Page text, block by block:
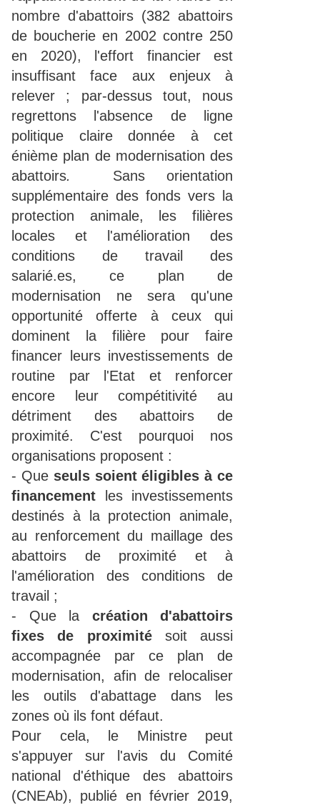
nombre d'abattoirs (382 abattoirs
de boucherie en 2002 contre 250
en 2020), l'effort financier est
insuffisant face aux enjeux à
relever ; par-dessus tout, nous
regrettons l'absence de ligne
politique claire donnée à cet
énième plan de modernisation des
abattoirs.
Sans orientation
supplémentaire des fonds vers la
protection animale, les filières
locales et l'amélioration des
conditions de travail des
salarié.es, ce plan de
modernisation ne sera qu'une
opportunité offerte à ceux qui
dominent la filière pour faire
financer leurs investissements de
routine par l'Etat et renforcer
encore leur compétitivité au
détriment des abattoirs de
proximité. C'est pourquoi nos
organisations proposent :
- Que seulssoient éligibles à ce
financement les investissements
destinés à la protection animale,
au renforcement du maillage des
abattoirs de proximité et à
l'amélioration des conditions de
travail ;
- Que la création d'abattoirs
fixes de proximitésoit aussi
accompagnée par ce plan de
modernisation, afin de relocaliser
les outils d'abattage dans les
zones où ils font défaut.
Pour cela, le Ministre peut
s'appuyer sur l'avis du Comité
national d'éthique des abattoirs
(CNEAb), publié en février 2019,